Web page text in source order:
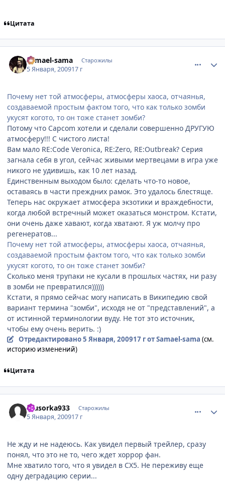
Цитата
Samael-sama Старожилы
5 Января, 200917 г
Почему нет той атмосферы, атмосферы хаоса, отчаянья,
создаваемой простым фактом того, что как только зомби
укусят когото, то он тоже станет зомби?
Потому что Capcom хотели и сделали совершенно ДРУГУЮ
атмосферу!!! С чистого листа!
Вам мало RE:Code Veronica, RE:Zero, RE:Outbreak? Серия
загнала себя в угол, сейчас живыми мертвецами в игра уже
никого не удивишь, как 10 лет назад.
Единственным выходом было: сделать что-то новое,
оставаясь в части преждних рамок. Это удалось блестяще.
Теперь нас окружает атмосфера экзотики и враждебности,
когда любой встречный может оказаться монстром. Кстати,
они очень даже хавают, когда хватают. Я уж молчу про
регенератов...
Почему нет той атмосферы, атмосферы хаоса, отчаянья,
создаваемой простым фактом того, что как только зомби
укусят когото, то он тоже станет зомби?
Сколько меня трупаки не кусали в прошлых частях, ни разу
в зомби не превратился))))))
Кстати, я прямо сейчас могу написать в Википедию свой
вариант термина "зомби", исходя не от "представлений", а
от истинной терминологии вуду. Не тот это источник,
чтобы ему очень верить. :)
Отредактировано5 Января, 200917 гот Samael-sama (см.
историю изменений)
Цитата
musorka933 Старожилы
5 Января, 200917 г
Не жду и не надеюсь. Как увидел первый трейлер, сразу
понял, что это не то, чего ждет хоррор фан.
Мне хватило того, что я увидел в СХ5. Не переживу еще
одну деградацию серии...